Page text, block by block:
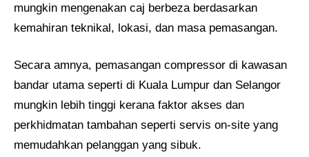
mungkin mengenakan caj berbeza berdasarkan
kemahiran teknikal, lokasi, dan masa pemasangan.
Secara amnya, pemasangan compressor di kawasan
bandar utama seperti di Kuala Lumpur dan Selangor
mungkin lebih tinggi kerana faktor akses dan
perkhidmatan tambahan seperti servis on-site yang
memudahkan pelanggan yang sibuk.